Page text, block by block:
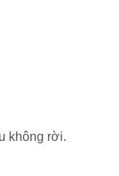
không rời.